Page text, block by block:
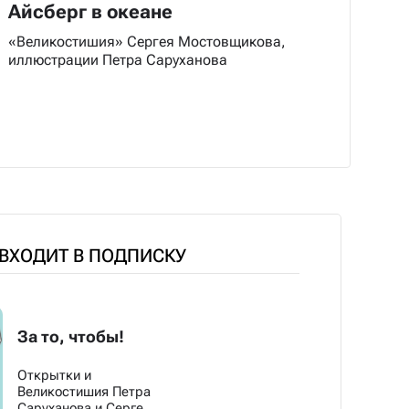
Айсберг в океане
«Великостишия» Сергея Мостовщикова,
иллюстрации Петра Саруханова
В ПОДПИСКУ
За то, чтобы!
Открытки и
Великостишия Петра